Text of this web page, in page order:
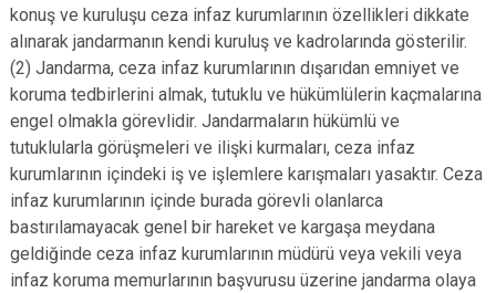
konuş ve kuruluşu ceza infaz kurumlarının özellikleri dikkate
alınarak jandarmanın kendi kuruluş ve kadrolarında gösterilir.
(2) Jandarma, ceza infaz kurumlarının dışarıdan emniyet ve
koruma tedbirlerini almak, tutuklu ve hükümlülerin kaçmalarına
engel olmakla görevlidir. Jandarmaların hükümlü ve
tutuklularla görüşmeleri ve ilişki kurmaları, ceza infaz
kurumlarının içindeki iş ve işlemlere karışmaları yasaktır. Ceza
infaz kurumlarının içinde burada görevli olanlarca
bastırılamayacak genel bir hareket ve kargaşa meydana
geldiğinde ceza infaz kurumlarının müdürü veya vekili veya
infaz koruma memurlarının başvurusu üzerine jandarma olaya